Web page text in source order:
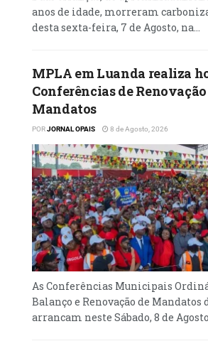
De acordo com um comunicado,
expandir a sua presença
fortalecer ecossistemas locais
responsáveis, envolvendo
governos e organizações da
na promoção do investimento
do crescimento inclusivo.
anos de idade, morreram
desta sexta-feira, 7 de Agosto, na...
MPLA em Luanda realiza
Conferências de
Mandatos
PORJORNAL OPAIS 8 de Agosto, 2026
As Conferências Municipais
Balanço e Renovação de Mandatos
arrancam neste Sábado, 8 de